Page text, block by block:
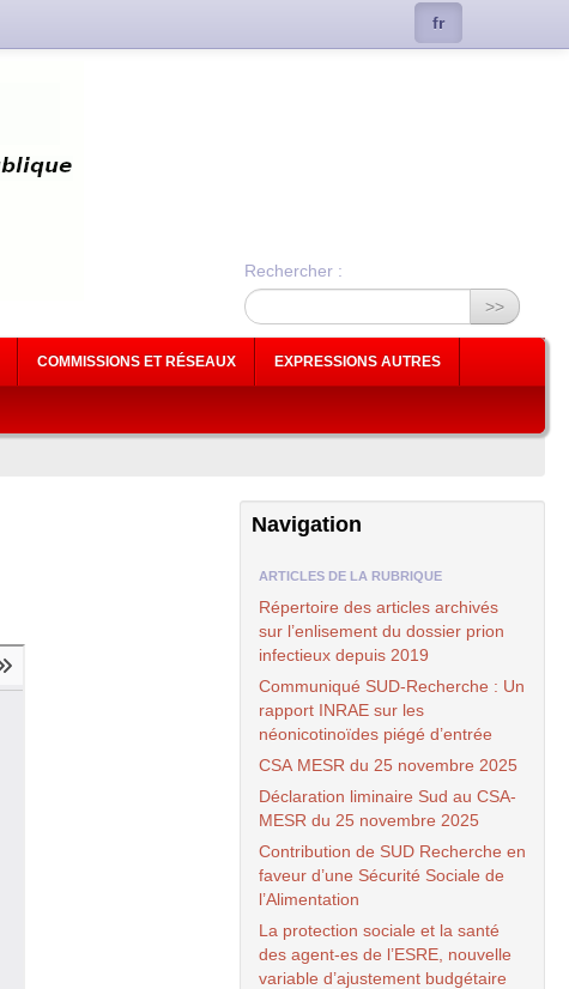
Rechercher :
>>
COMMISSIONS ET RÉSEAUX EXPRESSIONS AUTRES
Navigation
ARTICLES DE LA RUBRIQUE
Répertoire des articles archivés
sur l’enlisement du dossier prion
infectieux depuis 2019
Communiqué SUD-Recherche : Un
rapport INRAE sur les
néonicotinoïdes piégé d’entrée
CSA MESR du 25 novembre 2025
Déclaration liminaire Sud au CSA-
MESR du 25 novembre 2025
Contribution de SUD Recherche en
faveur d’une Sécurité Sociale de
l’Alimentation
La protection sociale et la santé
des agent-es de l’ESRE , nouvelle
variable d’ajustement budgétaire
fr